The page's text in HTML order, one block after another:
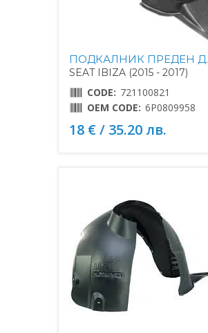
ПОДКАЛНИК ПРЕДЕН Д.
SEAT IBIZA (2015 - 2017)
CODE: 721100821
OEM CODE: 6P0809958
18 € / 35.20 лв.